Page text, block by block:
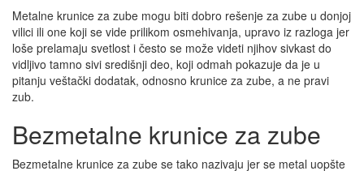
Metalne krunice za zube mogu biti dobro rešenje za zube u donjoj
vilici ili one koji se vide prilikom osmehivanja, upravo iz razloga jer
loše prelamaju svetlost i često se može videti njihov sivkast do
vidljivo tamno sivi središnji deo, koji odmah pokazuje da je u
pitanju veštački dodatak, odnosno krunice za zube, a ne pravi
zub.
Bezmetalne krunice za zube
Bezmetalne krunice za zube se tako nazivaju jer se metal uopšte